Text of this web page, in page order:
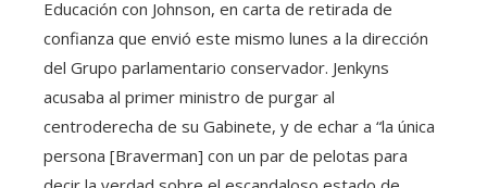
Educación con Johnson, en carta de retirada de
confianza que envió este mismo lunes a la dirección
del Grupo parlamentario conservador. Jenkyns
acusaba al primer ministro de purgar al
centroderecha de su Gabinete, y de echar a “la única
persona [Braverman] con un par de pelotas para